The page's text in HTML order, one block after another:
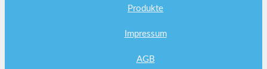
Produkte
Impressum
AGB